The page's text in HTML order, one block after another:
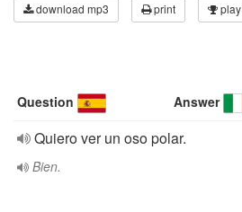
download mp3 print play
Question Answer
Quiero ver un oso polar.
Bien.